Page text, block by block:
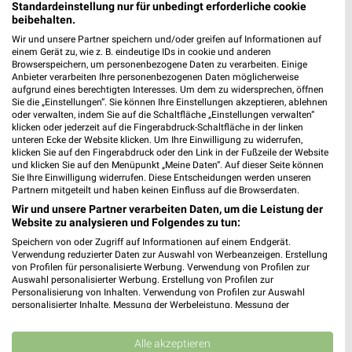
Eschborn, Deutschland
426,75 km
Drogerie & Parfümerie Angebote für Bad
Homburg und Umgebung
6 Prospekte
Müller Müller
Standardeinstellung nur für unbedingt erforderliche cookie
beibehalten.
Wir und unsere Partner speichern und/oder greifen auf Informationen auf
einem Gerät zu, wie z. B. eindeutige IDs in cookie und anderen
Browserspeichern, um personenbezogene Daten zu verarbeiten. Einige
Anbieter verarbeiten Ihre personenbezogenen Daten möglicherweise
aufgrund eines berechtigten Interesses. Um dem zu widersprechen, öffnen
Sie die „Einstellungen“. Sie können Ihre Einstellungen akzeptieren, ablehnen
oder verwalten, indem Sie auf die Schaltfläche „Einstellungen verwalten“
klicken oder jederzeit auf die Fingerabdruck-Schaltfläche in der linken
unteren Ecke der Website klicken. Um Ihre Einwilligung zu widerrufen,
klicken Sie auf den Fingerabdruck oder den Link in der Fußzeile der Website
und klicken Sie auf den Menüpunkt „Meine Daten“. Auf dieser Seite können
Sie Ihre Einwilligung widerrufen. Diese Entscheidungen werden unseren
Partnern mitgeteilt und haben keinen Einfluss auf die Browserdaten.
Wir und unsere Partner verarbeiten Daten, um die Leistung der
Website zu analysieren und Folgendes zu tun:
Speichern von oder Zugriff auf Informationen auf einem Endgerät.
Verwendung reduzierter Daten zur Auswahl von Werbeanzeigen. Erstellung
von Profilen für personalisierte Werbung. Verwendung von Profilen zur
Auswahl personalisierter Werbung. Erstellung von Profilen zur
Personalisierung von Inhalten. Verwendung von Profilen zur Auswahl
personalisierter Inhalte. Messung der Werbeleistung. Messung der
Kombinationen von Daten aus verschiedenen Quellen. Entwicklung und
Verbesserung der Angebote. Verwendung reduzierter Daten zur Auswahl
Alle akzeptieren